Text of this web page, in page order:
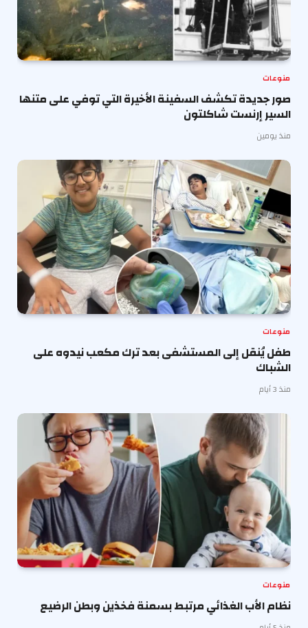
منوعات
صور جديدة تكشف السفينة الأخيرة التي توفي على متنها
السير إرنست شاكلتون
منذ يومين
منوعات
طفل يُنقل إلى المستشفى بعد ترك مكعب نيدوه على
الشباك
منذ 3 أيام
منوعات
نظام الأب الغذائي مرتبط بسمنة فخذين وبطن الرضيع